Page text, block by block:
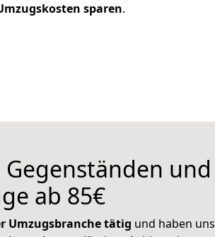
sparen.
und
ab 85€
Umzugsbranche tätig und haben uns